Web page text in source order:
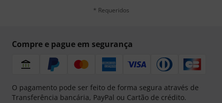
* Requeridos
Compre e pague em segurança
O pagamento pode ser feito de forma segura através de
Transferência bancária, PayPal ou Cartão de crédito.